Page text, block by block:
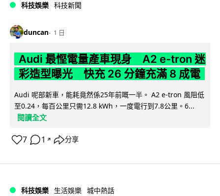
科技娛樂 科技新聞
duncan 1 日
Audi 最慳電量產車現身 A2 e-tron 迷
彩造型曝光 快充 26 分鐘充滿 8 成電
Audi 呢部新車，能耗竟然係25年前嘅一半。 A2 e-tron 風阻低
至0.24，每百公里只需12.8 kWh，一度電行到7.8公里。6...
閱讀全文
7 1 ↗ 分享
科技娛樂 生活娛樂 城中熱話